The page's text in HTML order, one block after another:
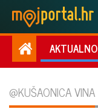
AKTUALNO
@KUŠAONICA VINA